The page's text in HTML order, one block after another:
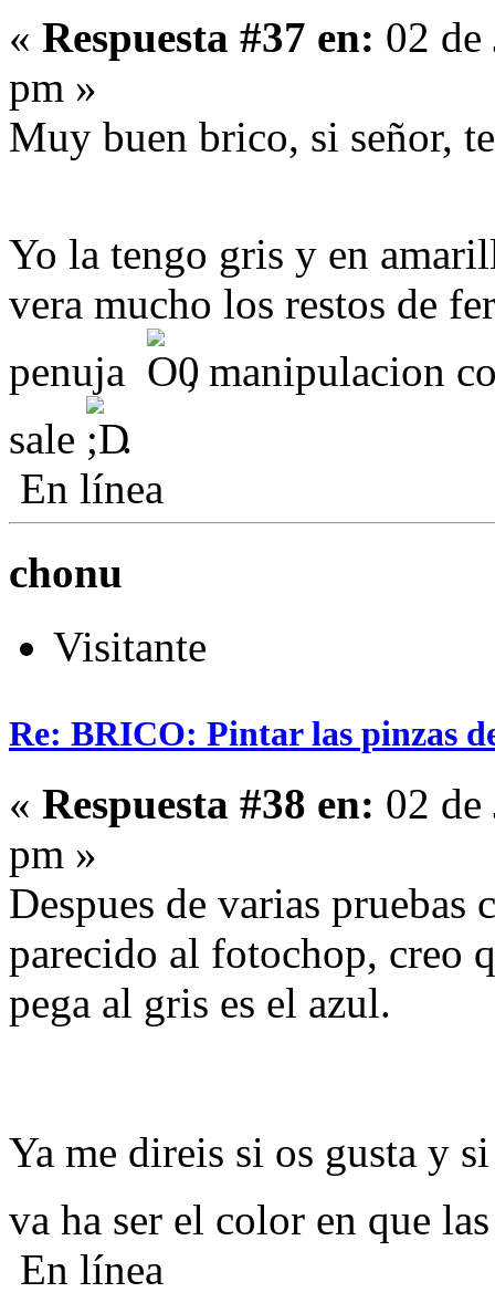
« Respuesta #37 en: 02
pm »
Muy buen brico, si señor,
Yo la tengo gris y en
vera mucho los restos de
penuja
, manipulacion
sale
.
En línea
chonu
Visitante
Re: BRICO: Pintar las pinzas
« Respuesta #38 en: 02
pm »
Despues de varias
parecido al fotochop, creo
pega al gris es el azul.
Ya me direis si os gusta y
va ha ser el color en que
En línea